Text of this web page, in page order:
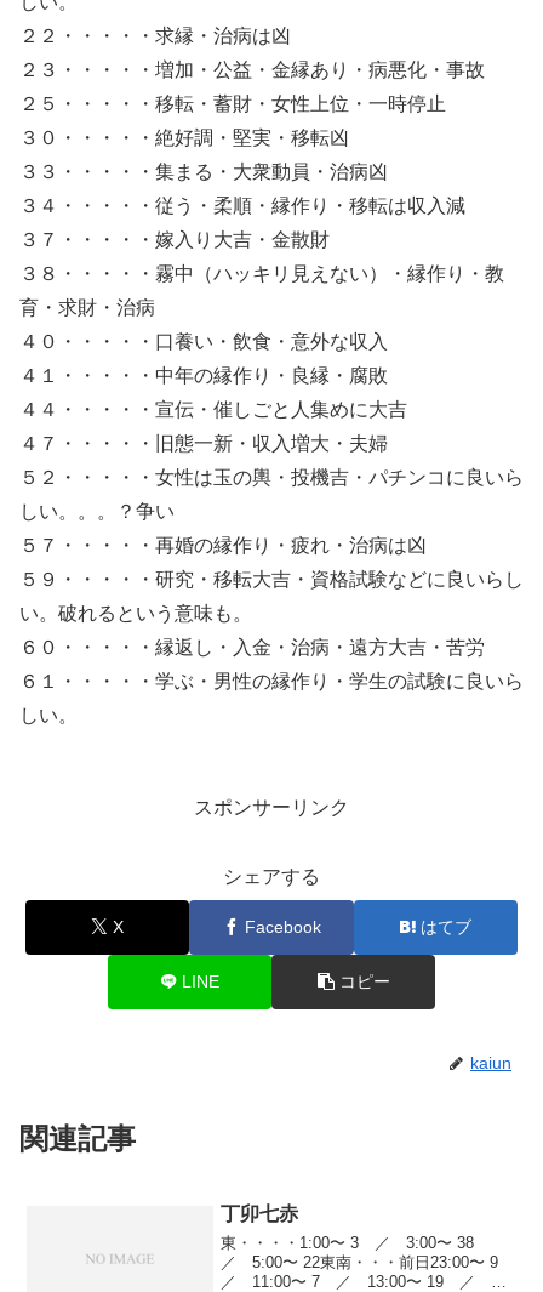
２２・・・・・求縁・治病は凶
２３・・・・・増加・公益・金縁あり・病悪化・事故
２５・・・・・移転・蓄財・女性上位・一時停止
３０・・・・・絶好調・堅実・移転凶
３３・・・・・集まる・大衆動員・治病凶
３４・・・・・従う・柔順・縁作り・移転は収入減
３７・・・・・嫁入り大吉・金散財
３８・・・・・霧中（ハッキリ見えない）・縁作り・教
育・求財・治病
４０・・・・・口養い・飲食・意外な収入
４１・・・・・中年の縁作り・良縁・腐敗
４４・・・・・宣伝・催しごと人集めに大吉
４７・・・・・旧態一新・収入増大・夫婦
５２・・・・・女性は玉の輿・投機吉・パチンコに良いら
しい。。。？争い
５７・・・・・再婚の縁作り・疲れ・治病は凶
５９・・・・・研究・移転大吉・資格試験などに良いらし
い。破れるという意味も。
６０・・・・・縁返し・入金・治病・遠方大吉・苦労
６１・・・・・学ぶ・男性の縁作り・学生の試験に良いら
しい。
スポンサーリンク
シェアする
X Facebook はてブ
LINE コピー
kaiun
関連記事
丁卯七赤
東・・・・1:00〜 3 ／ 3:00〜 38
／ 5:00〜 22東南・・・前日23:00〜 9
／ 11:00〜 7 ／ 13:00〜 19 ／